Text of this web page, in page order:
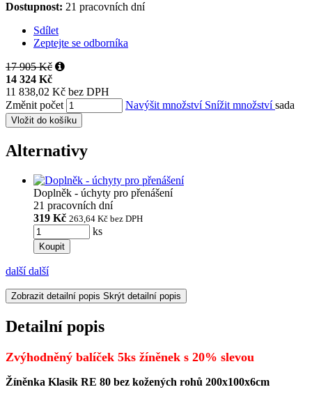
Dostupnost: 21 pracovních dní
Sdílet
Zeptejte se odborníka
17 905 Kč
14 324 Kč
11 838,02 Kč bez DPH
Změnit počet
Navýšit množství Snížit množstvísada
Vložit do košíku
Alternativy
Doplněk - úchyty pro přenášení
21 pracovních dní
319 Kč 263,64 Kč bez DPH
ks
Koupit
další další
Zobrazit detailní popis Skrýt detailní popis
Detailní popis
Zvýhodněný balíček 5ks žíněnek s 20% slevou
Žíněnka Klasik RE 80 bez kožených rohů 200x100x6cm